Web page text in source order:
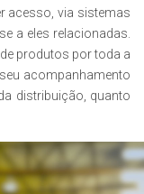
acesso, via sistemas
a eles relacionadas.
produtos por toda a
acompanhamento
distribuição, quanto